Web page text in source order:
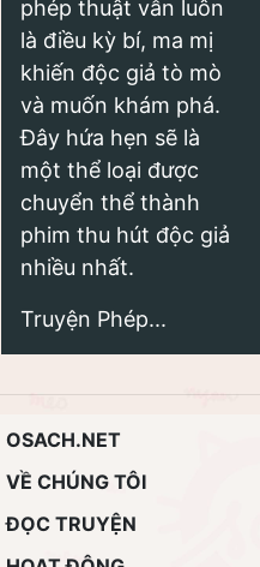
phép thuật vẫn luôn
là điều kỳ bí, ma mị
khiến độc giả tò mò
và muốn khám phá.
Đây hứa hẹn sẽ là
một thể loại được
chuyển thể thành
phim thu hút độc giả
nhiều nhất.
Truyện Phép...
OSACH.NET
VỀ CHÚNG TÔI
ĐỌC TRUYỆN